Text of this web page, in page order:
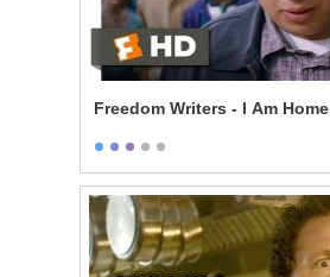
Freedom Writers - I Am Home